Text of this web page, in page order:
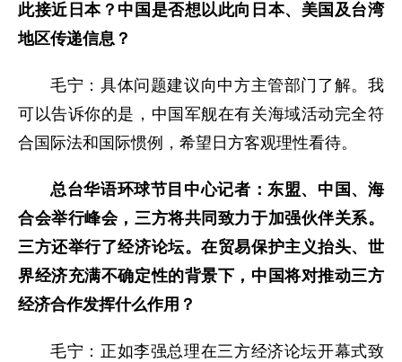
此接近日本？中国是否想以此向日本、美国及台湾
地区传递信息？
毛宁：具体问题建议向中方主管部门了解。我
可以告诉你的是，中国军舰在有关海域活动完全符
合国际法和国际惯例，希望日方客观理性看待。
总台华语环球节目中心记者：东盟、中国、海
合会举行峰会，三方将共同致力于加强伙伴关系。
三方还举行了经济论坛。在贸易保护主义抬头、世
界经济充满不确定性的背景下，中国将对推动三方
经济合作发挥什么作用？
毛宁：正如李强总理在三方经济论坛开幕式致